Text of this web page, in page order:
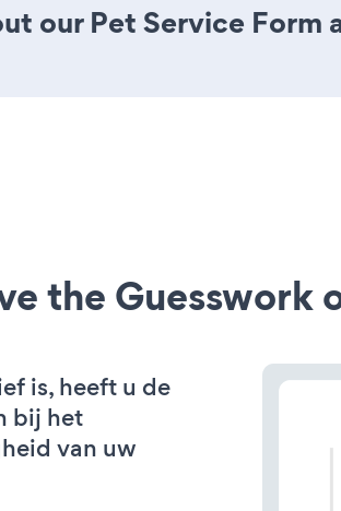
our Pet Service Form
the Guesswork
is, heeft u de
bij het
van uw